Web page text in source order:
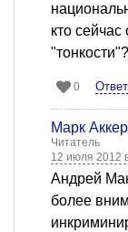
кто
"тонкости"?
0
Марк
Читатель
12 июля 2012
Андрей
более